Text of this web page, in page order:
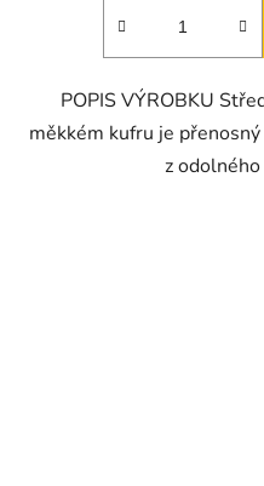
POPIS VÝROBKU
měkkém kufru je
z